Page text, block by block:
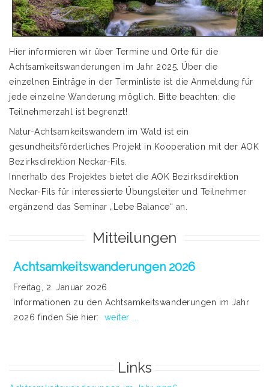
Hier informieren wir über Termine und Orte für die
Achtsamkeitswanderungen im Jahr 2025. Über die
einzelnen Einträge in der Terminliste ist die Anmeldung für
jede einzelne Wanderung möglich. Bitte beachten: die
Teilnehmerzahl ist begrenzt!
Natur-Achtsamkeitswandern im Wald ist ein
gesundheitsförderliches Projekt in Kooperation mit der AOK
Bezirksdirektion Neckar-Fils.
Innerhalb des Projektes bietet die AOK Bezirksdirektion
Neckar-Fils für interessierte Übungsleiter und Teilnehmer
ergänzend das Seminar „Lebe Balance“ an.
Mitteilungen
Achtsamkeitswanderungen 2026
Freitag, 2. Januar 2026
Informationen zu den Achtsamkeitswanderungen im Jahr
2026 finden Sie hier: weiter ...
Links